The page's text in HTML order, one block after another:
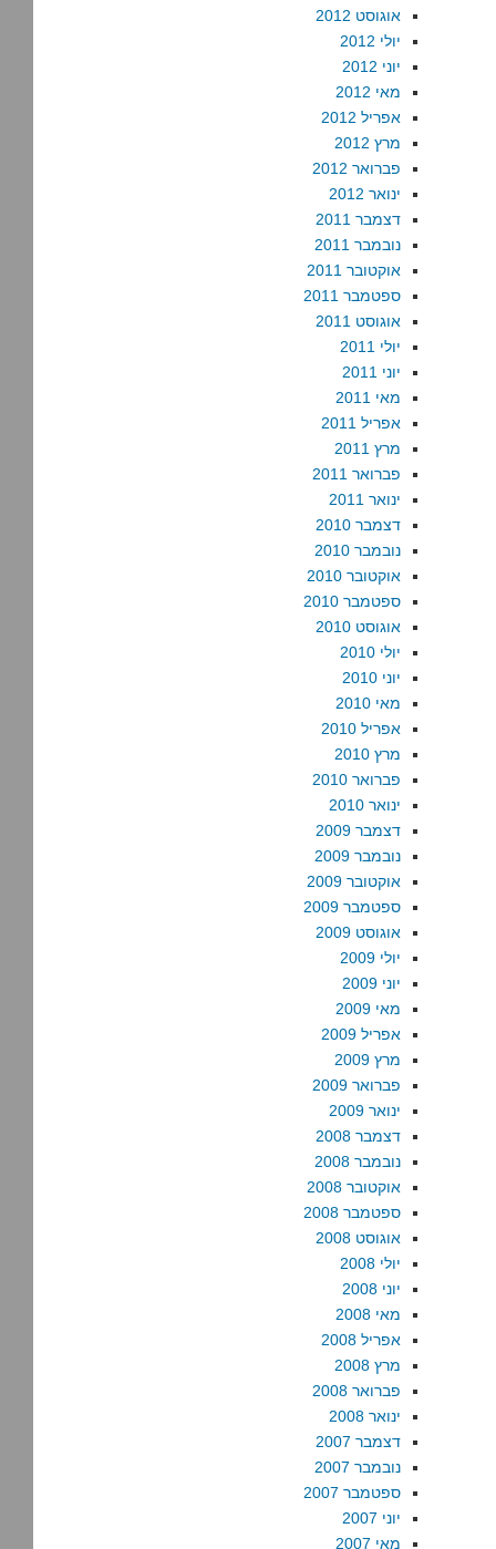
אוגוסט 2012
יולי 2012
יוני 2012
מאי 2012
אפריל 2012
מרץ 2012
פברואר 2012
ינואר 2012
דצמבר 2011
נובמבר 2011
אוקטובר 2011
ספטמבר 2011
אוגוסט 2011
יולי 2011
יוני 2011
מאי 2011
אפריל 2011
מרץ 2011
פברואר 2011
ינואר 2011
דצמבר 2010
נובמבר 2010
אוקטובר 2010
ספטמבר 2010
אוגוסט 2010
יולי 2010
יוני 2010
מאי 2010
אפריל 2010
מרץ 2010
פברואר 2010
ינואר 2010
דצמבר 2009
נובמבר 2009
אוקטובר 2009
ספטמבר 2009
אוגוסט 2009
יולי 2009
יוני 2009
מאי 2009
אפריל 2009
מרץ 2009
פברואר 2009
ינואר 2009
דצמבר 2008
נובמבר 2008
אוקטובר 2008
ספטמבר 2008
אוגוסט 2008
יולי 2008
יוני 2008
מאי 2008
אפריל 2008
מרץ 2008
פברואר 2008
ינואר 2008
דצמבר 2007
נובמבר 2007
ספטמבר 2007
יוני 2007
מאי 2007